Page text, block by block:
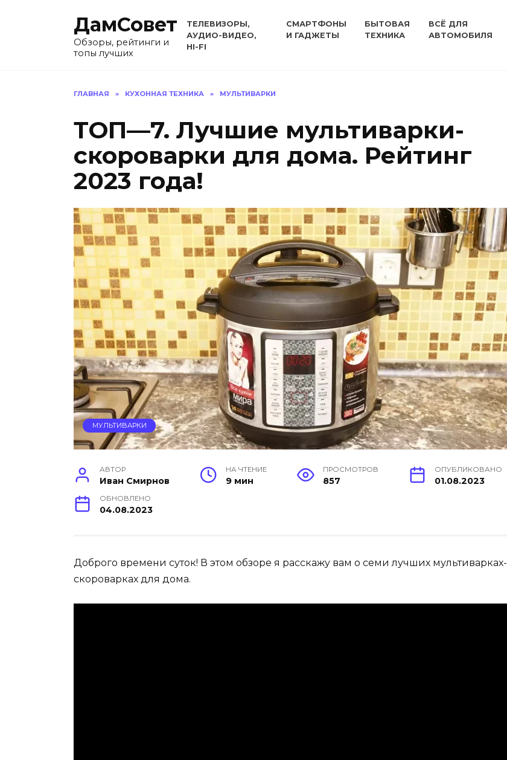
ДамСовет
Обзоры, рейтинги и
топы лучших
ТЕЛЕВИЗОРЫ,
АУДИО-ВИДЕО,
HI-FI
СМАРТФОНЫ
И ГАДЖЕТЫ
БЫТОВАЯ
ТЕХНИКА
ВСЁ ДЛЯ
АВТОМОБИЛЯ
ГЛАВНАЯ » КУХОННАЯ ТЕХНИКА » МУЛЬТИВАРКИ
ТОП—7. Лучшие мультиварки-
скороварки для дома. Рейтинг
2023 года!
МУЛЬТИВАРКИ
АВТОР
Иван Смирнов
НА ЧТЕНИЕ
9 мин
ПРОСМОТРОВ
857
ОПУБЛИКОВАНО
01.08.2023
ОБНОВЛЕНО
04.08.2023
Доброго времени суток! В этом обзоре я расскажу вам о семи лучших мультиварках-
скороварках для дома.